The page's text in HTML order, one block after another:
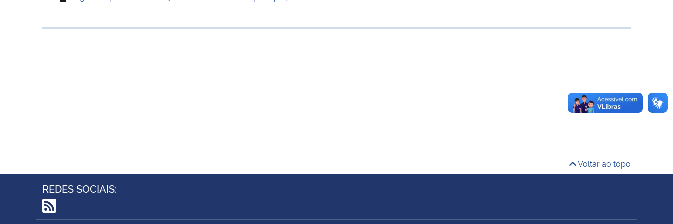
Voltar ao topo
REDES SOCIAIS: